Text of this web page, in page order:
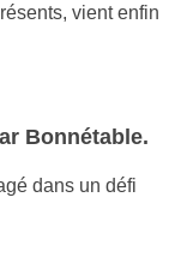
vient enfin
Bonnétable.
dans un défi